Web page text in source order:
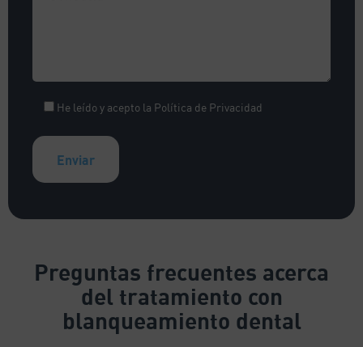
He leído y acepto la Política de Privacidad
l
Preguntas frecuentes acerca
del tratamiento con
blanqueamiento dental